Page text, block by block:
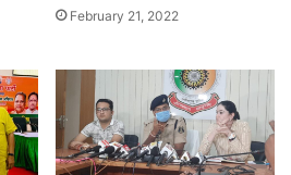
February 21, 2022